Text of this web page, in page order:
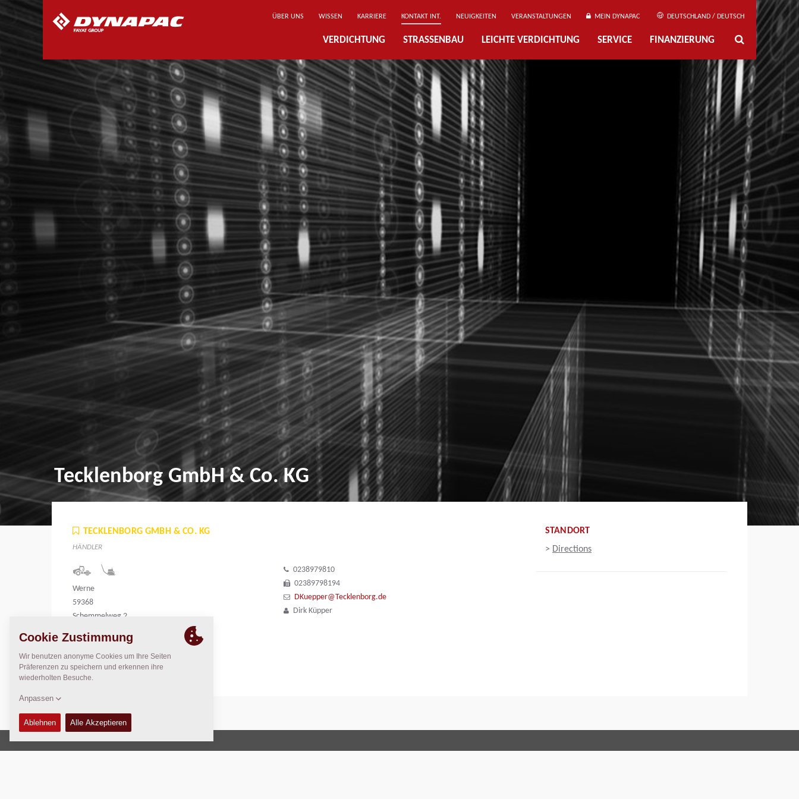
ÜBER UNS WISSEN KARRIERE KONTAKT INT. NEUIGKEITEN VERANSTALTUNGEN MEIN DYNAPAC DEUTSCHLAND / DEUTSCH
VERDICHTUNG STRASSENBAU LEICHTE VERDICHTUNG SERVICE FINANZIERUNG
Tecklenborg GmbH & Co. KG
TECKLENBORG GMBH & CO. KG
HÄNDLER
Werne
59368
Schemmelweg 2
Germany
0238979810
02389798194
DKuepper@Tecklenborg.de
Dirk Küpper
STANDORT
> Directions